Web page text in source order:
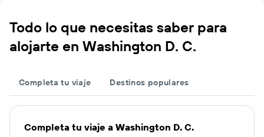
Todo lo que necesitas saber para
alojarte en Washington D. C.
Completa tu viaje Destinos populares
Completa tu viaje a Washington D. C.